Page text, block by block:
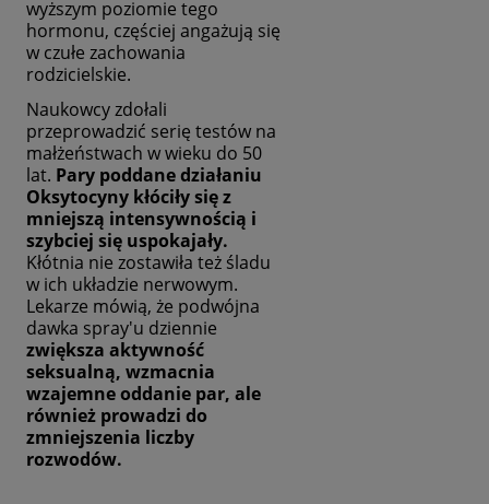
wyższym poziomie tego
hormonu, częściej angażują się
w czułe zachowania
rodzicielskie.
Naukowcy zdołali
przeprowadzić serię testów na
małżeństwach w wieku do 50
lat. Pary poddane działaniu
Oksytocyny kłóciły się z
mniejszą intensywnością i
szybciej się uspokajały.
Kłótnia nie zostawiła też śladu
w ich układzie nerwowym.
Lekarze mówią, że podwójna
dawka spray'u dziennie
zwiększa aktywność
seksualną, wzmacnia
wzajemne oddanie par, ale
również prowadzi do
zmniejszenia liczby
rozwodów.